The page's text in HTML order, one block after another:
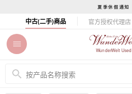
ツ
ス
イ
ド
夏季休假通知
中古(二手)商品 官方授权代理店
WunderWelt Used